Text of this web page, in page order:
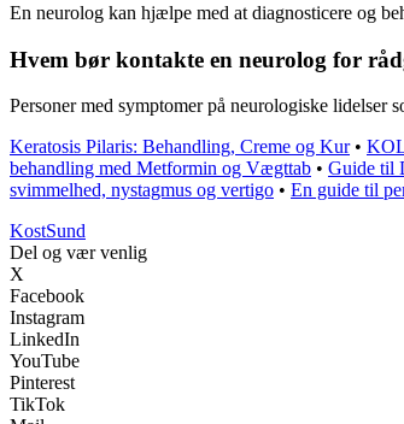
En neurolog kan hjælpe med at diagnosticere og
Hvem bør kontakte en neurolog for
Personer med symptomer på neurologiske
Keratosis Pilaris: Behandling, Creme og Kur•
behandling med Metformin og Vægttab • Guide til
svimmelhed, nystagmus og vertigo • En guide til
KostSund
Del og vær venlig
X
Facebook
Instagram
LinkedIn
YouTube
Pinterest
TikTok